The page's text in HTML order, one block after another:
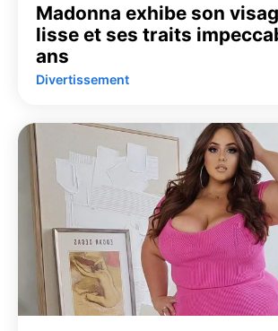
Madonna exhibe son
lisse et ses traits
ans
Divertissement